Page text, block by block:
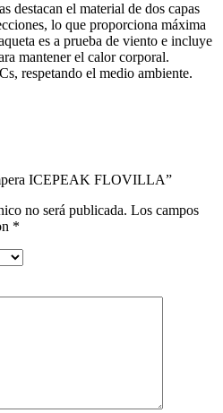
destacan el material de dos capas
lo que proporciona máxima
es a prueba de viento e incluye
mantener el calor corporal.
respetando el medio ambiente.
ICEPEAK FLOVILLA”
no será publicada. Los campos
*